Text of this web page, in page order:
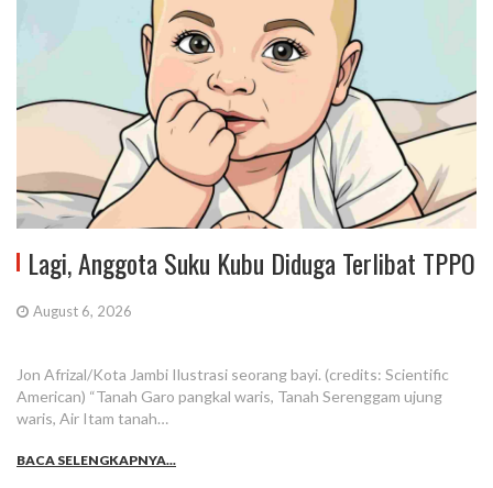
Lagi, Anggota Suku Kubu Diduga Terlibat TPPO
August 6, 2026
Jon Afrizal/Kota Jambi Ilustrasi seorang bayi. (credits: Scientific
American) “Tanah Garo pangkal waris, Tanah Serenggam ujung
waris, Air Itam tanah…
BACA SELENGKAPNYA...